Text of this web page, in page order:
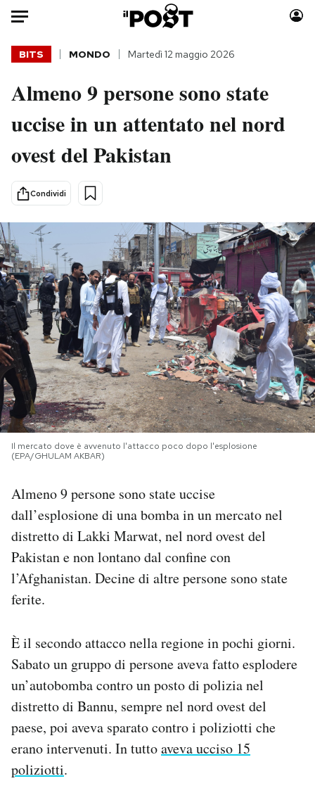
Auto
HOME
Italia
Politica
Tecnologia
Internet
Economia
Sport
Moda
Europa
Altrecose
Mondiali calcio 2026
PODCAST
NEWSLETTER
I MIEI PREFERITI
CALENDARIO
AREA PERSONALE
Notifiche mobile
BITS MONDO Martedì 12 maggio 2026
Almeno 9 persone sono state
uccise in un attentato nel nord
ovest del Pakistan
Condividi
Il mercato dove è avvenuto l'attacco poco dopo l'esplosione
(EPA/GHULAM AKBAR)
Almeno 9 persone sono state uccise
dall’esplosione di una bomba in un mercato nel
distretto di Lakki Marwat, nel nord ovest del
Pakistan e non lontano dal confine con
l’Afghanistan. Decine di altre persone sono state
ferite.
È il secondo attacco nella regione in pochi giorni.
Sabato un gruppo di persone aveva fatto esplodere
un’autobomba contro un posto di polizia nel
distretto di Bannu, sempre nel nord ovest del
paese, poi aveva sparato contro i poliziotti che
erano intervenuti. In tuttoaveva ucciso 15
poliziotti.